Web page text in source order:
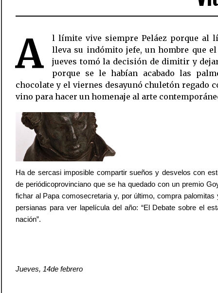
A
l límite vive siempre Peláez porque al
lleva su indómito jefe, un hombre que el
jueves tomó la decisión de dimitir y
porque se le habían acabado las
chocolate y el viernes desayunó chuletón regado
vino para hacer un homenaje al arte
Ha de sercasi imposible compartir sueños y desvelos con
de periódicoprovinciano que se ha quedado con un premio
fichar al Papa comosecretaria y, por último, compra palomitas
persianas para ver lapelícula del año: “El Debate sobre el
nación”.
Jueves, 14de febrero